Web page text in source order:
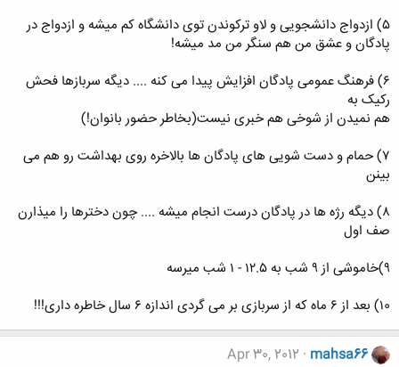
۵) ازدواج دانشجویی و لاو ترکوندن توی دانشگاه کم میشه و ازدواج در
پادگان و عشق من هم سنگر من مد میشه!
۶) فرهنگ عمومی پادگان افزایش پیدا می کنه .... دیگه سربازها فحش
رکیک به
هم نمیدن از شوخی هم خبری نیست(بخاطر حضور بانوان!)
۷) حمام و دست شویی های پادگان ها بالاخره روی بهداشت رو هم می
بینن
۸) دیگه رژه ها در پادگان درست انجام میشه .... چون دخترها را میذارن
صف اول
۹)خاموشی از ۹ شب به ۱۲.۵ - ۱ شب میرسه
۱0) بعد از ۶ ماه که از سربازی بر می گردی اندازه ۶ سال خاطره داری!!!
mahsa66
Apr 30, 2012